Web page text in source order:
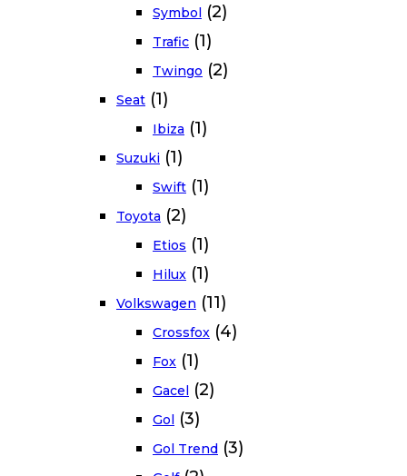
Symbol (2)
Trafic (1)
Twingo (2)
Seat (1)
Ibiza (1)
Suzuki (1)
Swift (1)
Toyota (2)
Etios (1)
Hilux (1)
Volkswagen (11)
Crossfox (4)
Fox (1)
Gacel (2)
Gol (3)
Gol Trend (3)